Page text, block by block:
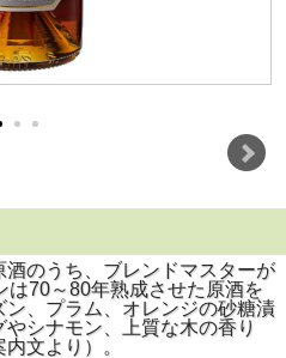
のうち、ブレンドマスターが
は70～80年熟成させた原酒を
、プラム、オレンジの砂糖漬
シナモン、上質な木の香り
文より）。